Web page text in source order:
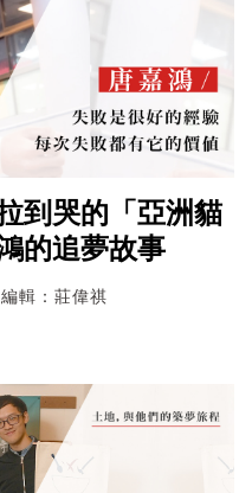
到哭的「亞洲貓
的追夢故事
輯：莊偉祺